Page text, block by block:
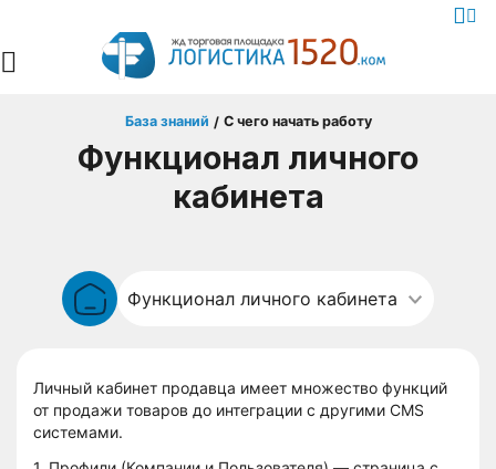
База знаний / С чего начать работу
Функционал личного
кабинета
Личный кабинет продавца имеет множество функций
от продажи товаров до интеграции с другими CMS
системами.